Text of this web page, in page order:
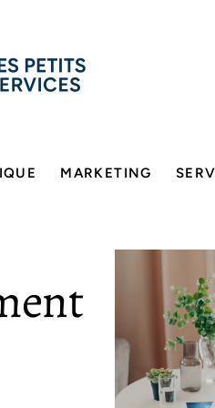
MARKETING